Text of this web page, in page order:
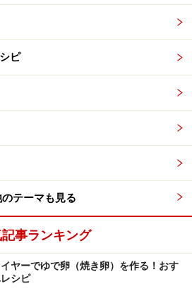
ピ
テーマも見る
記事ランキング
ヤーでゆで卵（焼き卵）を作る！おす
シピ